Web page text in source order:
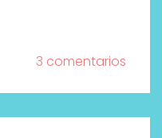
3 comentarios